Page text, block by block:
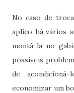
No caso de
aplico há vários
montá-la no
possíveis
de
economizar um